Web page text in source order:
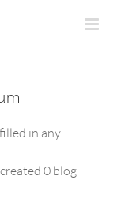
in any
0 blog